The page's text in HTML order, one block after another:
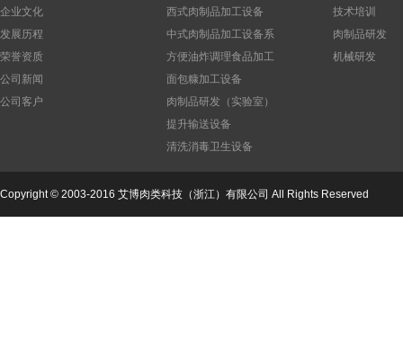
企业文化
发展历程
荣誉资质
公司新闻
公司客户
西式肉制品加工设备
中式肉制品加工设备系
列
方便油炸调理食品加工
设备
面包糠加工设备
肉制品研发（实验室）
设备
提升输送设备
清洗消毒卫生设备
技术培训
肉制品研发
机械研发
Copyright © 2003-2016 艾博肉类科技（浙江）有限公司 All Rights Reserved